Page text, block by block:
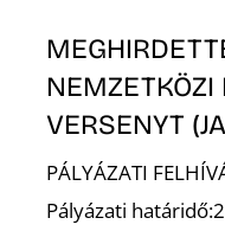
NEMZETKÖZI
VERSENYT
PÁLYÁZATI
Pályázati